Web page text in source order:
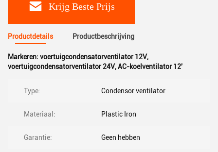
Krijg Beste Prijs
Productdetails Productbeschrijving
Markeren: voertuigcondensatorventilator 12V,
voertuigcondensatorventilator 24V,AC-koelventilator 12'
Type: Condensor ventilator
Materiaal: Plastic Iron
Garantie: Geen hebben